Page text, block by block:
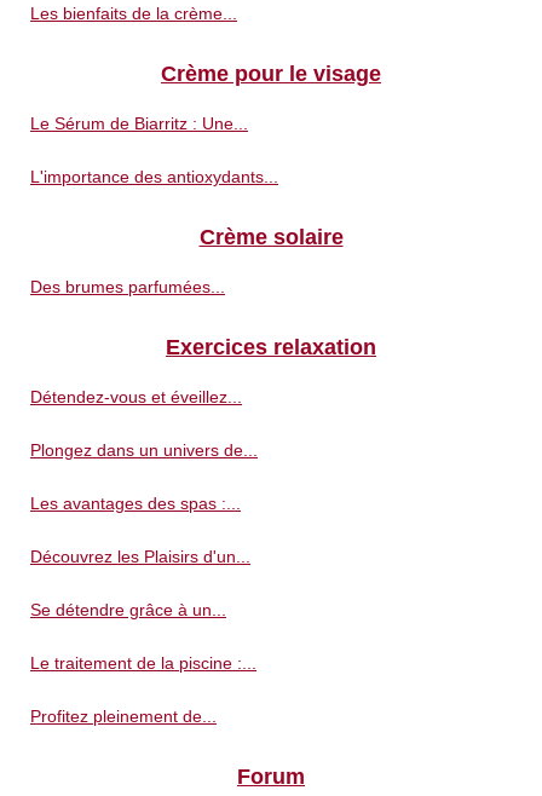
Les bienfaits de la crème...
Crème pour le visage
Le Sérum de Biarritz : Une...
L'importance des antioxydants...
Crème solaire
Des brumes parfumées...
Exercices relaxation
Détendez-vous et éveillez...
Plongez dans un univers de...
Les avantages des spas :...
Découvrez les Plaisirs d'un...
Se détendre grâce à un...
Le traitement de la piscine :...
Profitez pleinement de...
Forum